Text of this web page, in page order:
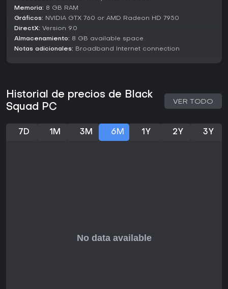
Memoria: 8 GB RAM
Gráficos: NVIDIA GTX 760 or AMD Radeon HD 7950
DirectX: Version 9.0
Almacenamiento: 8 GB available space
Notas adicionales: Broadband Internet connection
Historial de precios de Black
Squad PC
VER TODO
7D 1M 3M 6M 1Y 2Y 3Y